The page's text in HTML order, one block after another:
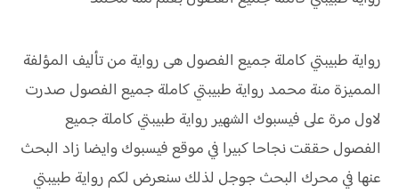
رواية طبيبتي كاملة جميع الفصول هى رواية من تأليف المؤلفة
المميزة منة محمد رواية طبيبتي كاملة جميع الفصول صدرت
لاول مرة على فيسبوك الشهير رواية طبيبتي كاملة جميع
الفصول حققت نجاحا كبيرا في موقع فيسبوك وايضا زاد البحث
عنها في محرك البحث جوجل لذلك سنعرض لكم رواية طبيبتي